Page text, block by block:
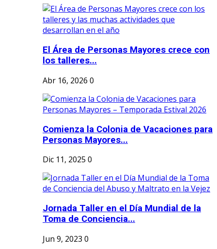
El Área de Personas Mayores crece con
los talleres...
Abr 16, 2026 0
Comienza la Colonia de Vacaciones para
Personas Mayores...
Dic 11, 2025 0
Jornada Taller en el Día Mundial de la
Toma de Conciencia...
Jun 9, 2023 0